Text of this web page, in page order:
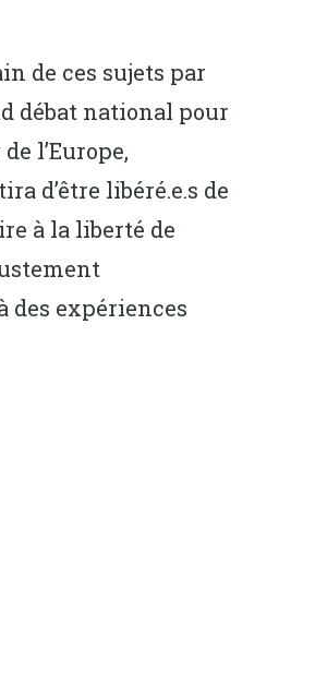
de ces sujets par
débat national pour
l’Europe,
d’être libéré.e.s de
à la liberté de
des expériences